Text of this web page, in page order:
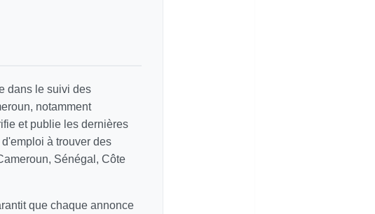
dans le suivi des
notamment
et publie les dernières
à trouver des
Sénégal, Côte
que chaque annonce